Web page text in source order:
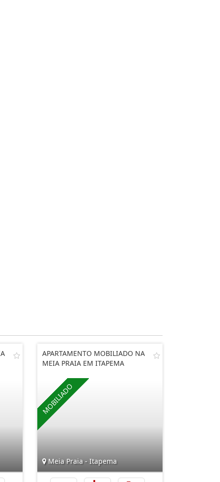
APARTAMENTO MOBILIADO NA
MEIA PRAIA EM ITAPEMA
Meia Praia - Itapema